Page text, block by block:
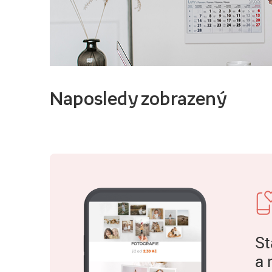
Naposledy zobrazený
a